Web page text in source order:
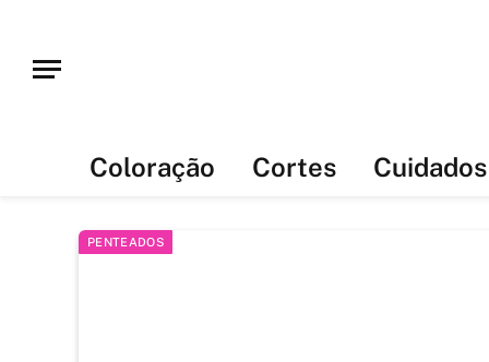
Coloração Cortes Cuidados
PENTEADOS